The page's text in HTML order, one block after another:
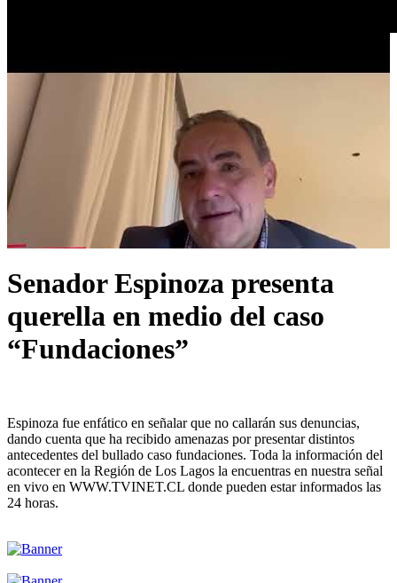
Senador Espinoza presenta
querella en medio del caso
“Fundaciones”
Espinoza fue enfático en señalar que no callarán sus denuncias,
dando cuenta que ha recibido amenazas por presentar distintos
antecedentes del bullado caso fundaciones. Toda la información del
acontecer en la Región de Los Lagos la encuentras en nuestra señal
en vivo en WWW.TVINET.CL donde pueden estar informados las
24 horas.